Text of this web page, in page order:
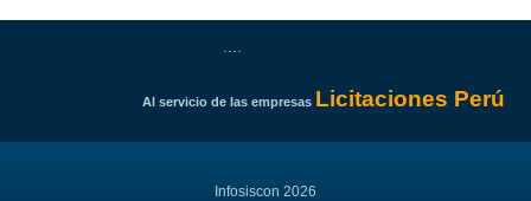
Al servicio de las empresas Licitaciones Perú
Infosiscon 2026